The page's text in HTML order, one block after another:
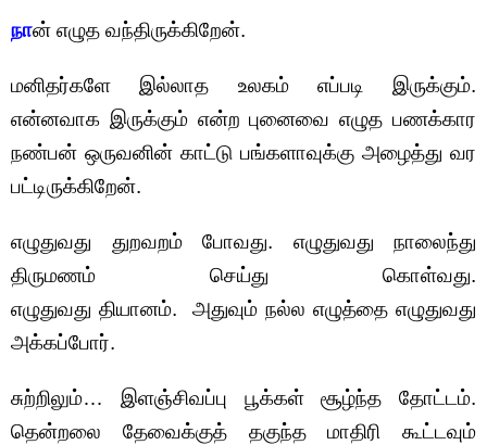
நான் எழுத வந்திருக்கிறேன்.
மனிதர்களே இல்லாத உலகம் எப்படி இருக்கும்.
என்னவாக இருக்கும் என்ற புனைவை எழுத பணக்கார
நண்பன் ஒருவனின் காட்டு பங்களாவுக்கு அழைத்து வர
பட்டிருக்கிறேன்.
எழுதுவது துறவறம் போவது. எழுதுவது நாலைந்து
திருமணம் செய்து கொள்வது.
எழுதுவது தியானம். அதுவும் நல்ல எழுத்தை எழுதுவது
அக்கப்போர்.
சுற்றிலும்… இளஞ்சிவப்பு பூக்கள் சூழ்ந்த தோட்டம்.
தென்றலை தேவைக்குத் தகுந்த மாதிரி கூட்டவும்